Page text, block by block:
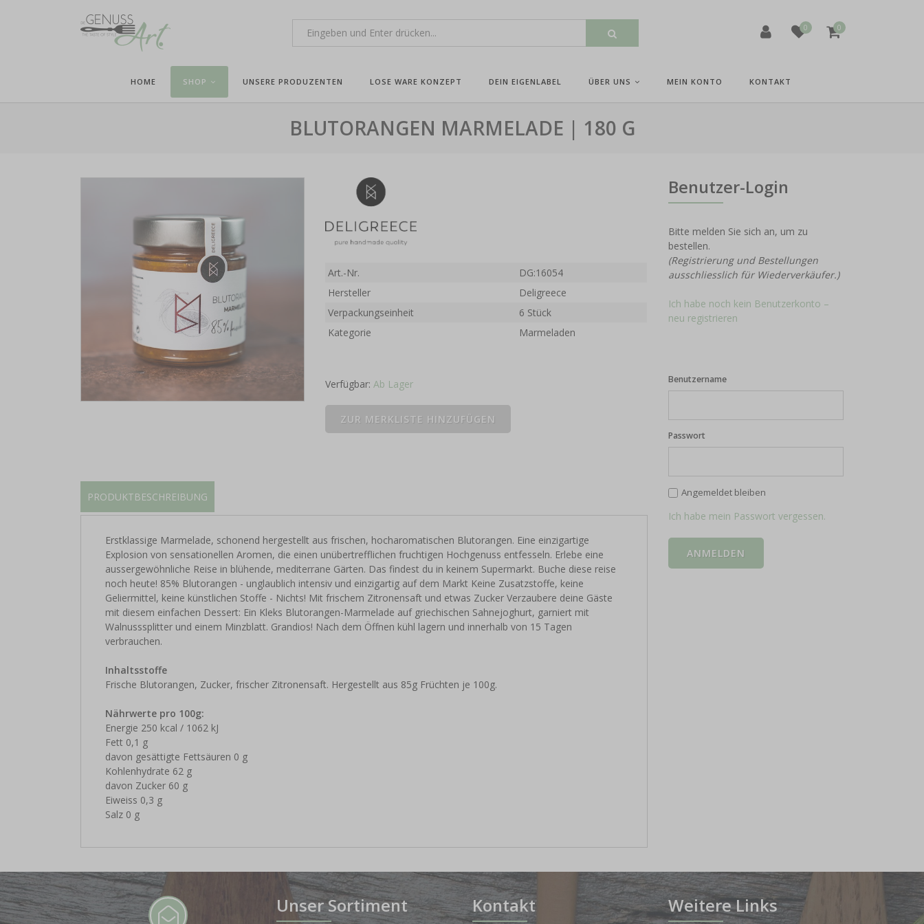
0 0
HOME SHOP UNSERE PRODUZENTEN LOSE WARE KONZEPT DEIN EIGENLABEL ÜBER UNS MEIN KONTO KONTAKT
BLUTORANGEN MARMELADE | 180 G
Art.-Nr.
DG:16054
Hersteller
Deligreece
Verpackungseinheit
6 Stück
Kategorie
Marmeladen
Verfügbar:Ab Lager
PRODUKTBESCHREIBUNG
Erstklassige Marmelade, schonend hergestellt aus frischen, hocharomatischen Blutorangen. Eine einzigartige
Explosion von sensationellen Aromen, die einen unübertrefflichen fruchtigen Hochgenuss entfesseln. Erlebe eine
aussergewöhnliche Reise in blühende, mediterrane Gärten. Das findest du in keinem Supermarkt. Buche diese reise
noch heute! 85% Blutorangen - unglaublich intensiv und einzigartig auf dem Markt Keine Zusatzstoffe, keine
Geliermittel, keine künstlichen Stoffe - Nichts! Mit frischem Zitronensaft und etwas Zucker Verzaubere deine Gäste
mit diesem einfachen Dessert: Ein Kleks Blutorangen-Marmelade auf griechischen Sahnejoghurt, garniert mit
Walnusssplitter und einem Minzblatt. Grandios! Nach dem Öffnen kühl lagern und innerhalb von 15 Tagen
verbrauchen.
Inhaltsstoffe
Frische Blutorangen, Zucker, frischer Zitronensaft. Hergestellt aus 85g Früchten je 100g.
Nährwerte pro 100g:
Energie 250 kcal / 1062 kJ
Fett 0,1 g
davon gesättigte Fettsäuren 0 g
Kohlenhydrate 62 g
davon Zucker 60 g
Eiweiss 0,3 g
Salz 0 g
Benutzer-Login
Bitte melden Sie sich an, um zu
bestellen.
(Registrierung und Bestellungen
ausschliesslich für Wiederverkäufer.)
Ich habe noch kein Benutzerkonto –
neu registrieren
Benutzername
Passwort
Angemeldet bleiben
Ich habe mein Passwort vergessen.
Unser Sortiment Kontakt Weitere Links